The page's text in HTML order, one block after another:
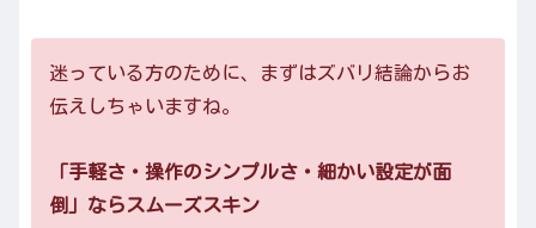
迷っている方のために、まずはズバリ結論からお
伝えしちゃいますね。
「手軽さ・操作のシンプルさ・細かい設定が面
倒」ならスムーズスキン